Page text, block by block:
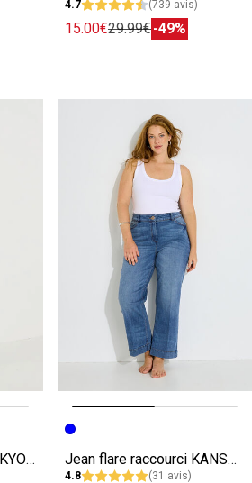
4.7 (739 avis)
15.00€29.99€-49%
Jean slim raccourci TOKYO R01 femme
Image précédente
Image suivante
Jean flare raccourci KANSAS RF02 femme
4.8 (31 avis)